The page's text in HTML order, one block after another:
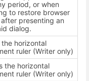
period, or when
to restore browser
presenting an
dialog.
the horizontal
ruler (Writer only)
the horizontal
ruler (Writer only)